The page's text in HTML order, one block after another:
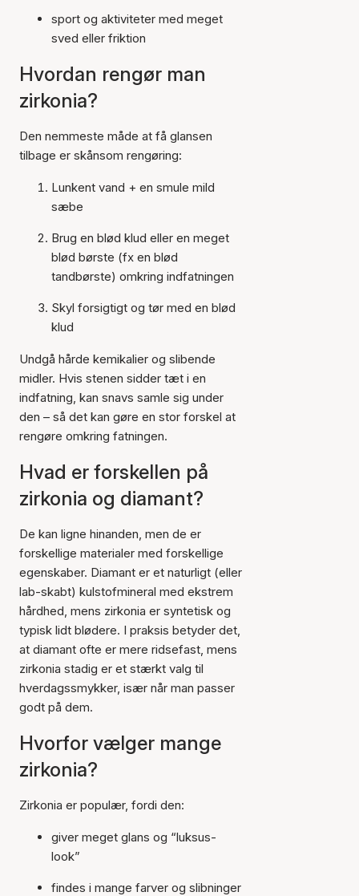
sport og aktiviteter med meget
sved eller friktion
Hvordan rengør man
zirkonia?
Den nemmeste måde at få glansen
tilbage er skånsom rengøring:
Lunkent vand + en smule mild
sæbe
Brug en blød klud eller en meget
blød børste (fx en blød
tandbørste) omkring indfatningen
Skyl forsigtigt og tør med en blød
klud
Undgå hårde kemikalier og slibende
midler. Hvis stenen sidder tæt i en
indfatning, kan snavs samle sig under
den – så det kan gøre en stor forskel at
rengøre omkring fatningen.
Hvad er forskellen på
zirkonia og diamant?
De kan ligne hinanden, men de er
forskellige materialer med forskellige
egenskaber. Diamant er et naturligt (eller
lab-skabt) kulstofmineral med ekstrem
hårdhed, mens zirkonia er syntetisk og
typisk lidt blødere. I praksis betyder det,
at diamant ofte er mere ridsefast, mens
zirkonia stadig er et stærkt valg til
hverdagssmykker, især når man passer
godt på dem.
Hvorfor vælger mange
zirkonia?
Zirkonia er populær, fordi den:
giver meget glans og “luksus-
look”
findes i mange farver og slibninger